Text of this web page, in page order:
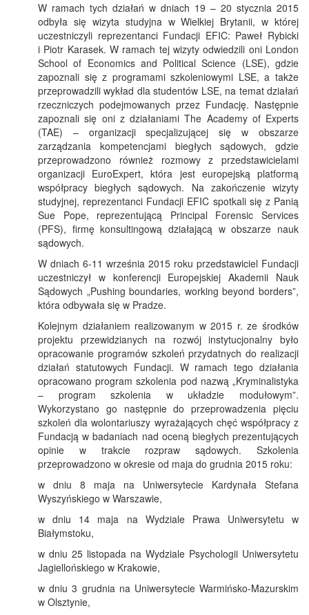
W ramach tych działań w dniach 19 – 20 stycznia 2015
odbyła się wizyta studyjna w Wielkiej Brytanii, w której
uczestniczyli reprezentanci Fundacji EFIC: Paweł Rybicki
i Piotr Karasek. W ramach tej wizyty odwiedzili oni London
School of Economics and Political Science (LSE), gdzie
zapoznali się z programami szkoleniowymi LSE, a także
przeprowadzili wykład dla studentów LSE, na temat działań
rzeczniczych podejmowanych przez Fundację. Następnie
zapoznali się oni z działaniami The Academy of Experts
(TAE) – organizacji specjalizującej się w obszarze
zarządzania kompetencjami biegłych sądowych, gdzie
przeprowadzono również rozmowy z przedstawicielami
organizacji EuroExpert, która jest europejską platformą
współpracy biegłych sądowych. Na zakończenie wizyty
studyjnej, reprezentanci Fundacji EFIC spotkali się z Panią
Sue Pope, reprezentującą Principal Forensic Services
(PFS), firmę konsultingową działającą w obszarze nauk
sądowych.
W dniach 6-11 września 2015 roku przedstawiciel Fundacji
uczestniczył w konferencji Europejskiej Akademii Nauk
Sądowych „Pushing boundaries, working beyond borders”,
która odbywała się w Pradze.
Kolejnym działaniem realizowanym w 2015 r. ze środków
projektu przewidzianych na rozwój instytucjonalny było
opracowanie programów szkoleń przydatnych do realizacji
działań statutowych Fundacji. W ramach tego działania
opracowano program szkolenia pod nazwą „Kryminalistyka
– program szkolenia w układzie modułowym”.
Wykorzystano go następnie do przeprowadzenia pięciu
szkoleń dla wolontariuszy wyrażających chęć współpracy z
Fundacją w badaniach nad oceną biegłych prezentujących
opinie w trakcie rozpraw sądowych. Szkolenia
przeprowadzono w okresie od maja do grudnia 2015 roku:
w dniu 8 maja na Uniwersytecie Kardynała Stefana
Wyszyńskiego w Warszawie,
w dniu 14 maja na Wydziale Prawa Uniwersytetu w
Białymstoku,
w dniu 25 listopada na Wydziale Psychologii Uniwersytetu
Jagiellońskiego w Krakowie,
w dniu 3 grudnia na Uniwersytecie Warmińsko-Mazurskim
w Olsztynie,